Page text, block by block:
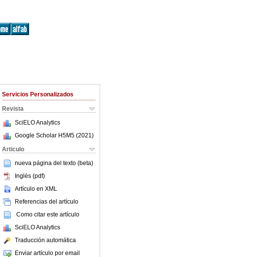
Servicios Personalizados
Revista
SciELO Analytics
Google Scholar H5M5 (2021 )
Articulo
nueva página del texto (beta)
Inglés (pdf)
Artículo en XML
Referencias del artículo
Como citar este artículo
SciELO Analytics
Traducción automática
Enviar artículo por email